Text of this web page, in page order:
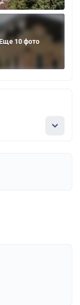
Еще 10 фото